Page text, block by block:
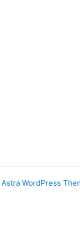
Astra WordPress